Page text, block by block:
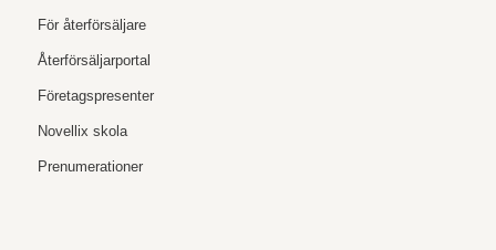
För återförsäljare
Återförsäljarportal
Företagspresenter
Novellix skola
Prenumerationer